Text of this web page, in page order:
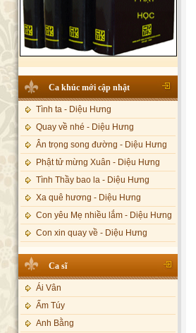
Ca khúc mới cập nhật
Tình ta - Diệu Hưng
Quay về nhé - Diệu Hưng
Ân trọng song đường - Diệu Hưng
Phật tử mừng Xuân - Diệu Hưng
Tình Thầy bao la - Diệu Hưng
Xa quê hương - Diệu Hưng
Con yêu Mẹ nhiều lắm - Diệu Hưng
Con xin quay về - Diệu Hưng
Nếu xa Phật - Diệu Hưng
Tình Lam - Kim Khánh & Hoàng
Vĩnh
Xin cho con niềm tin - Kim Linh
Ca sĩ
Ái Vân
Ẩm Túy
Anh Bằng